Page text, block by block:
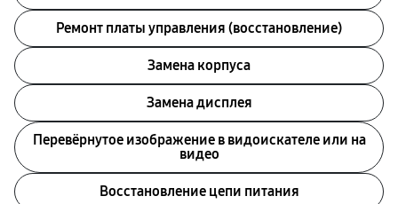
Ремонт платы управления (восстановление)
Замена корпуса
Замена дисплея
Перевёрнутое изображение в видоискателе или на
видео
Восстановление цепи питания